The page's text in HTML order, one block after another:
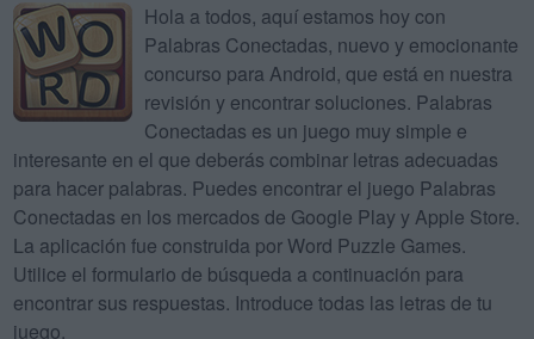
Hola a todos, aquí estamos hoy con
Palabras Conectadas, nuevo y emocionante
concurso para Android, que está en nuestra
revisión y encontrar soluciones. Palabras
Conectadas es un juego muy simple e
interesante en el que deberás combinar letras adecuadas
para hacer palabras. Puedes encontrar el juego Palabras
Conectadas en los mercados de Google Play y Apple Store.
La aplicación fue construida por Word Puzzle Games.
Utilice el formulario de búsqueda a continuación para
encontrar sus respuestas. Introduce todas las letras de tu
juego.